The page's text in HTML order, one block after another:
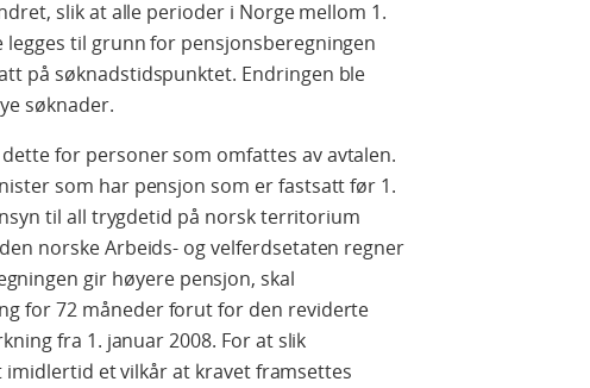
slik at alle perioder i Norge mellom 1.
legges til grunn for pensjonsberegningen
på søknadstidspunktet. Endringen ble
søknader.
for personer som omfattes av avtalen.
som har pensjon som er fastsatt før 1.
til all trygdetid på norsk territorium
norske Arbeids- og velferdsetaten regner
gir høyere pensjon, skal
for 72 måneder forut for den reviderte
fra 1. januar 2008. For at slik
et vilkår at kravet framsettes